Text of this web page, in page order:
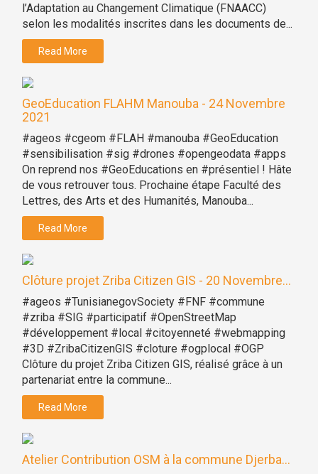
l’Adaptation au Changement Climatique (FNAACC)
selon les modalités inscrites dans les documents de...
Read More
GeoEducation FLAHM Manouba - 24 Novembre
2021
#ageos #cgeom #FLAH #manouba #GeoEducation
#sensibilisation #sig #drones #opengeodata #apps
On reprend nos #GeoEducations en #présentiel ! Hâte
de vous retrouver tous. Prochaine étape Faculté des
Lettres, des Arts et des Humanités, Manouba...
Read More
Clôture projet Zriba Citizen GIS - 20 Novembre...
#ageos #TunisianegovSociety #FNF #commune
#zriba #SIG #participatif #OpenStreetMap
#développement #local #citoyenneté #webmapping
#3D #ZribaCitizenGIS #cloture #ogplocal #OGP
Clôture du projet Zriba Citizen GIS, réalisé grâce à un
partenariat entre la commune...
Read More
Atelier Contribution OSM à la commune Djerba...